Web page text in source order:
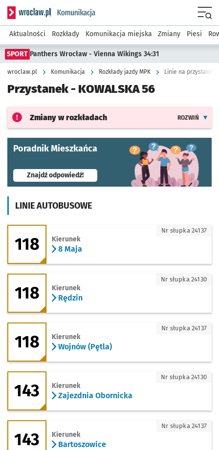
Serwis informacyjny wroclaw.pl podserwis: Komunikacja
Aktualności Rozkłady Komunikacja miejska Zmiany Piesi
SPORT Panthers Wrocław - Vienna Wikings 34:31
wroclaw.pl Komunikacja Rozkłady jazdy MPK Linie na przystanku
Przystanek - KOWALSKA 56
Zmiany w rozkładach ROZWIŃ
Poradnik Mieszkańca
Znajdź odpowiedź!- otworzy się w nowej karcie
LINIE AUTOBUSOWE
118 - kierunek 8 Maja
118 Kierunek
8 Maja
Nr słupka 24137
118 - kierunek Rędzin
118 Kierunek
Rędzin
Nr słupka 24130
118 - kierunek Wojnów (Pętla)
118 Kierunek
Wojnów (Pętla)
Nr słupka 24137
143 - kierunek Zajezdnia Obornicka
143 Kierunek
Zajezdnia Obornicka
Nr słupka 24130
143 - kierunek Bartoszowice
143 Kierunek
Bartoszowice
Nr słupka 24137